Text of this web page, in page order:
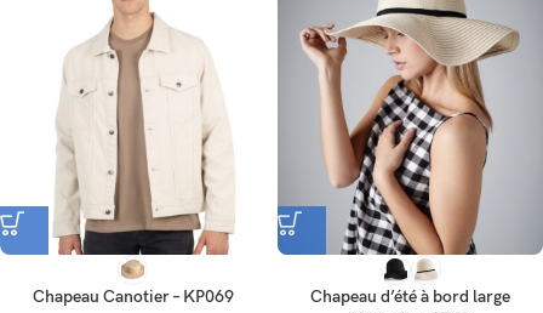
Chapeau Canotier – KP069
Chapeau d’été à bord large